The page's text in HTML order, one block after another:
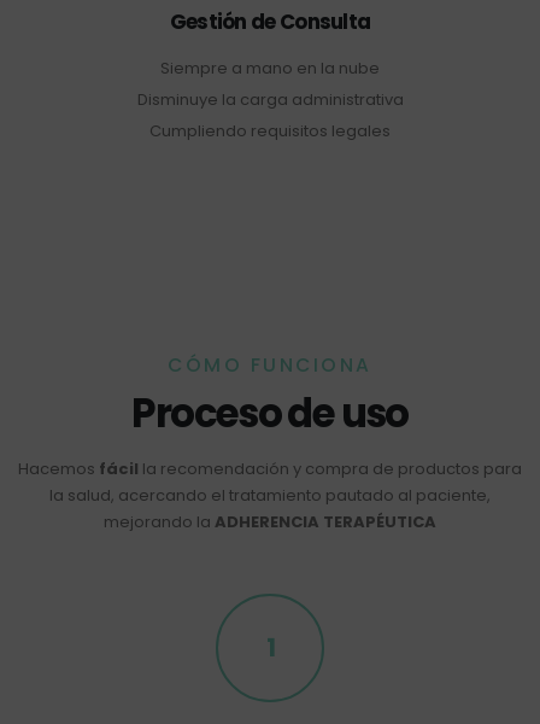
Gestión de Consulta
Siempre a mano en la nube
Disminuye la carga administrativa
Cumpliendo requisitos legales
CÓMO FUNCIONA
Proceso de uso
Hacemos fácil la recomendación y compra de productos para
la salud, acercando el tratamiento pautado al paciente,
mejorando la ADHERENCIA TERAPÉUTICA
1